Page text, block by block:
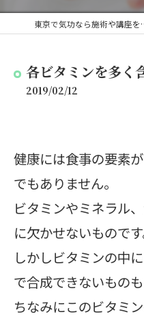
東京で気功
各ビタミンを多く
2019/02/12
健康には食事の要素
でもありません。
ビタミンやミネラル
に欠かせないものです
しかしビタミンの中
で合成できないものも
ちなみにこのビタミ